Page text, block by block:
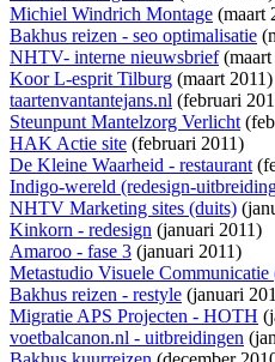
Michiel Windrich Montage (maart
Bakhus reizen - seo optimalisatie
NHTV- interne nieuwsbrief(maart
Koor L-esprit Tilburg (maart 2011)
taartenvantantejans.nl (februari
Steunpunt Mantelzorg Verlicht
HAK Actie site (februari 2011)
De Kleine Waarheid - restaurant
Indigo-wereld (redesign-
NHTV Marketing sites (duits)
Kinkorn - redesign (januari 2011)
Amaroo - fase 3 (januari 2011)
Metastudio Visuele Communicatie
Bakhus reizen - restyle (januari
Migratie APS Projecten - HOTH
voetbalcanon.nl - uitbreidingen